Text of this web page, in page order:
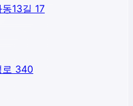
13길 17
로 340